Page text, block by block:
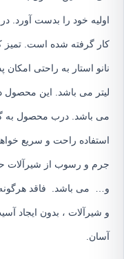
اولیه خود را بدست آورد.
کار گرفته شده است.
لیتر می باشد. این محصول
می باشد. درب محصول به
استفاده راحت و سریع
جرم و رسوب از شیرآلات
و… می باشد. فاقد
و شیرآلات ، بدون ایجاد
آسان.